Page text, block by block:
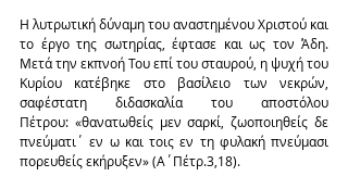
Η λυτρωτική δύναμη του αναστημένου Χριστού και
το έργο της σωτηρίας, έφτασε και ως τον Άδη.
Μετά την εκπνοή Του επί του σταυρού, η ψυχή του
Κυρίου κατέβηκε στο βασίλειο των νεκρών,
σαφέστατη διδασκαλία του αποστόλου
Πέτρου: «θανατωθείς μεν σαρκί, ζωοποιηθείς δε
πνεύματι΄ εν ω και τοις εν τη φυλακή πνεύμασι
πορευθείς εκήρυξεν» (Α΄Πέτρ.3,18).